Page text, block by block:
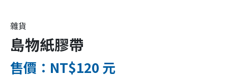
雜貨
島物紙膠帶
售價：NT$120 元